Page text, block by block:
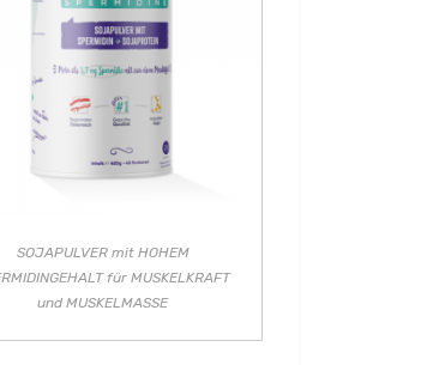
SOJAPULVER mit HOHEM
für MUSKELKRAFT
und MUSKELMASSE